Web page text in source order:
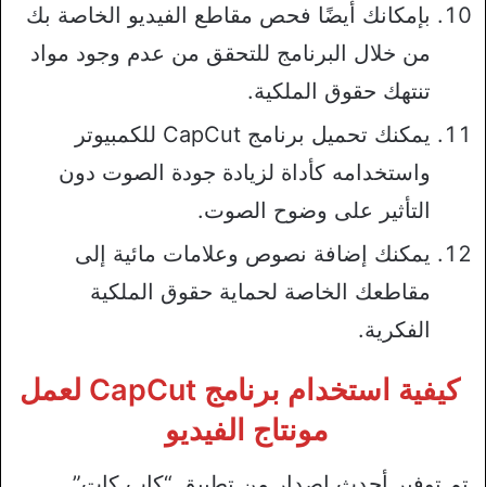
بإمكانك أيضًا فحص مقاطع الفيديو الخاصة بك
من خلال البرنامج للتحقق من عدم وجود مواد
تنتهك حقوق الملكية.
يمكنك تحميل برنامج CapCut للكمبيوتر
واستخدامه كأداة لزيادة جودة الصوت دون
التأثير على وضوح الصوت.
يمكنك إضافة نصوص وعلامات مائية إلى
مقاطعك الخاصة لحماية حقوق الملكية
الفكرية.
كيفية استخدام برنامج CapCut لعمل
مونتاج الفيديو